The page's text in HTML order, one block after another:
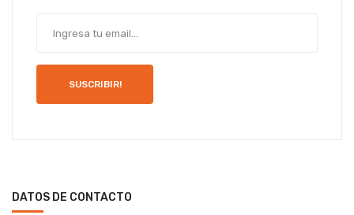
SUSCRIBIR!
DATOS DE CONTACTO